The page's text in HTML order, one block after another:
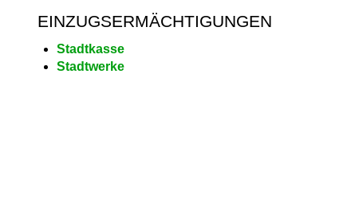
EINZUGSERMÄCHTIGUNGEN
Stadtkasse
Stadtwerke